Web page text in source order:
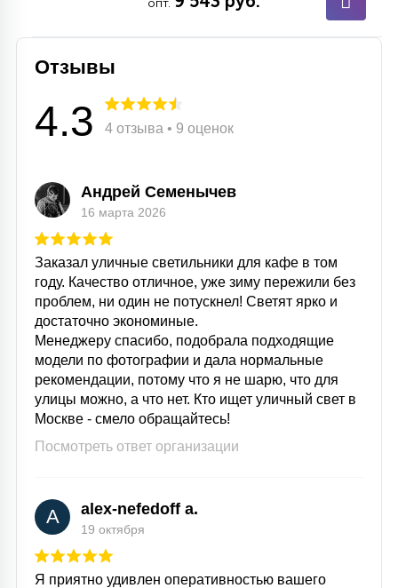
С УПРАВЛЕНИЕМ
АКСЕССУАРЫ
опт.
Отзывы
4.3 4 отзыва • 9 оценок
Андрей Семенычев
16 марта 2026
Заказал уличные светильники для кафе в том
году. Качество отличное, уже зиму пережили без
проблем, ни один не потускнел! Светят ярко и
достаточно экономиные.
Менеджеру спасибо, подобрала подходящие
модели по фотографии и дала нормальные
рекомендации, потому что я не шарю, что для
улицы можно, а что нет. Кто ищет уличный свет в
Москве - смело обращайтесь!
Посмотреть ответ организации
A alex-nefedoff a.
19 октября
Я приятно удивлен оперативностью вашего